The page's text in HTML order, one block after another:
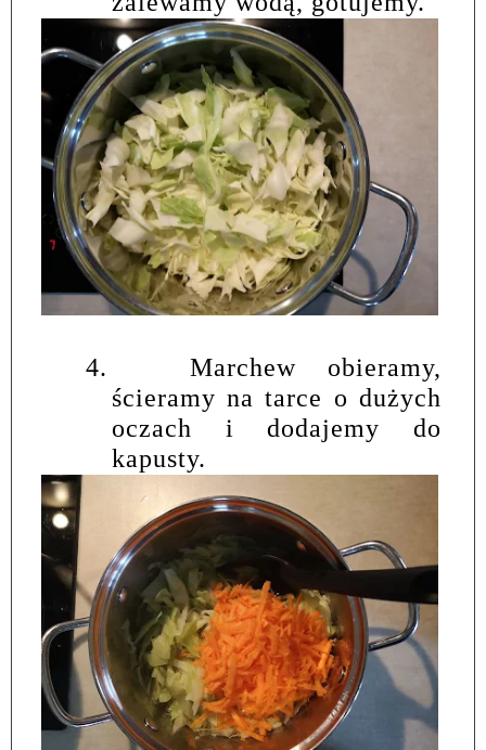
4.
Marchew obieramy,
ścieramy na tarce o dużych
oczach i dodajemy do
kapusty.